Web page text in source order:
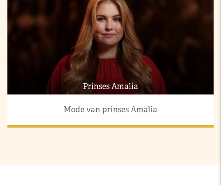
Prinses Amalia
Mode van prinses Amalia